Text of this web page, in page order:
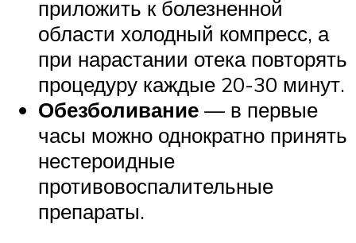
приложить к болезненной
области холодный компресс, а
при нарастании отека повторять
процедуру каждые 20-30 минут.
Обезболивание — в первые
часы можно однократно принять
нестероидные
противовоспалительные
препараты.